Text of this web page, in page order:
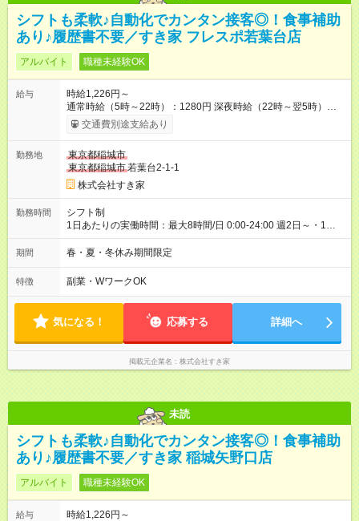
シフトも柔軟♪自動化でカンタン接客◎！食事補助
あり♪履歴書不要／すき家 フレスポ若葉台店
アルバイト 職種未経験OK
給与
時給1,226円～
通常時給（5時～22時）：1280円 深夜時給（22時～翌5時）：
1600円 高校生時給：1226円 【特別手当】早朝手当（5：00-9：
00）時給+150円 【試用期間】試用期間あり 試用期間の長さ：1
30日（※条件変更なし）ですが、切り上げで一ヶ月とさせてい
ただきます。 研修制度あり：15時間(研修中も同時給）
交通費別途支給あり
勤務地
東京都稲城市
東京都稲城市若葉台2-1-1
株式会社すき家
勤務時間
シフト制
1日あたりの実働時間：最大8時間/日 0:00-24:00 週2日～・1日
2h～OK ＜シフト例＞ 〇朝帯 5:00-9:00 〇昼帯 9:00-14:00 〇午
後帯 14:00-18:00 〇夜帯 18:00-22:00 〇深夜帯 22:00-翌5:00 基
ます♪
期間 春・夏・冬休み期間限定
特徴 副業・WワークOK
気になる！ 応募する 詳細へ
掲載元企業名 株式会社すき家
未読
シフトも柔軟♪自動化でカンタン接客◎！食事補助
あり♪履歴書不要／すき家 稲城矢野口店
アルバイト 職種未経験OK
給与
時給1,226円～